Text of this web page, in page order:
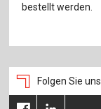
bestellt werden.
Folgen Sie uns